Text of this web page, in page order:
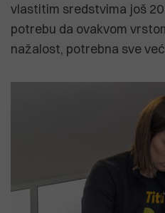
vlastitim sredstvima još
potrebu da ovakvom
nažalost, potrebna sve